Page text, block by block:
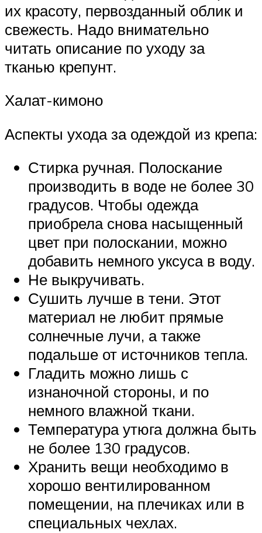
их красоту, первозданный облик и
свежесть. Надо внимательно
читать описание по уходу за
тканью крепунт.
Халат-кимоно
Аспекты ухода за одеждой из крепа:
Стирка ручная. Полоскание
производить в воде не более 30
градусов. Чтобы одежда
приобрела снова насыщенный
цвет при полоскании, можно
добавить немного уксуса в воду.
Не выкручивать.
Сушить лучше в тени. Этот
материал не любит прямые
солнечные лучи, а также
подальше от источников тепла.
Гладить можно лишь с
изнаночной стороны, и по
немного влажной ткани.
Температура утюга должна быть
не более 130 градусов.
Хранить вещи необходимо в
хорошо вентилированном
помещении, на плечиках или в
специальных чехлах.